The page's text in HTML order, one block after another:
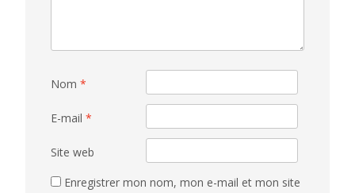
Nom *
E-mail *
Site web
Enregistrer mon nom, mon e-mail et mon site